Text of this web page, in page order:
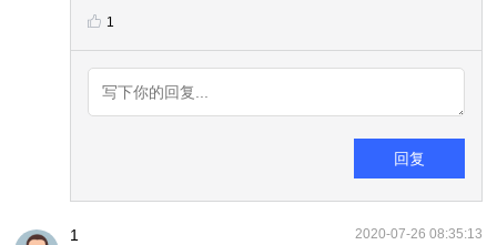
1
回复
2020-07-26 08:35:13
1